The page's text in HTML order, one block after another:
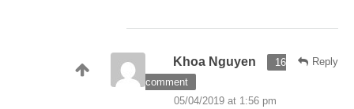
Reply
Khoa Nguyen
16
comment
05/04/2019 at 1:56 pm